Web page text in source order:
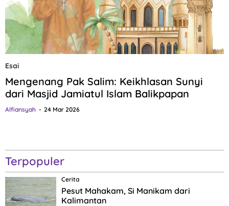
Esai
Mengenang Pak Salim: Keikhlasan Sunyi
dari Masjid Jamiatul Islam Balikpapan
Alfiansyah 24 Mar 2026
Terpopuler
Cerita
Pesut Mahakam, Si Manikam dari
Kalimantan